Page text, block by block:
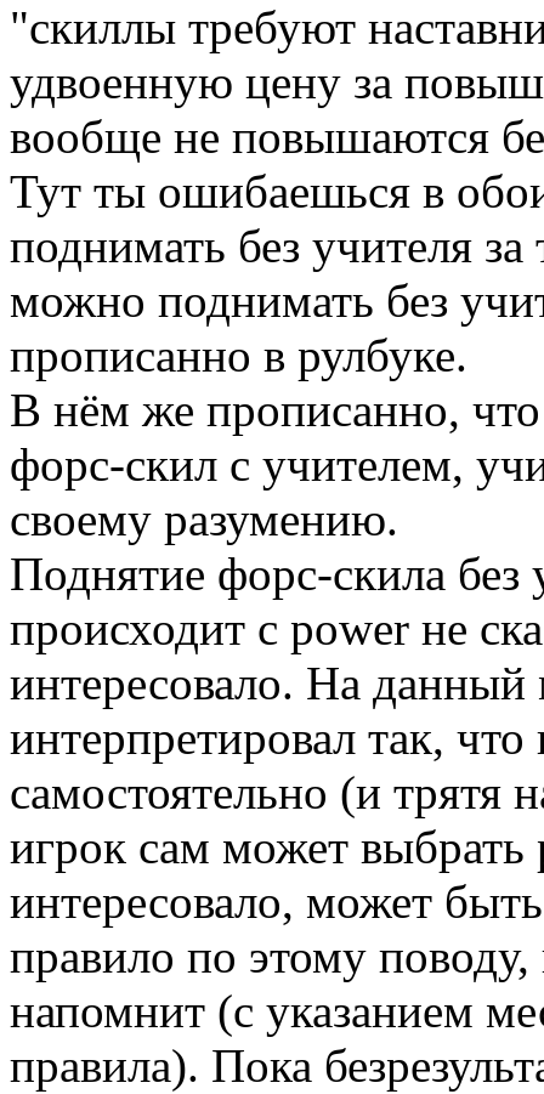
"скиллы требуют
удвоенную цену за
вообще не повышаются
Тут ты ошибаешься в
поднимать без учителя
можно поднимать без
прописанно в рулбуке.
В нём же прописанно,
форс-скил с учителем,
своему разумению.
Поднятие форс-скила без
происходит с power не
интересовало. На данный
интерпретировал так,
самостоятельно (и трятя
игрок сам может
интересовало, может
правило по этому
напомнит (с указанием
правила). Пока